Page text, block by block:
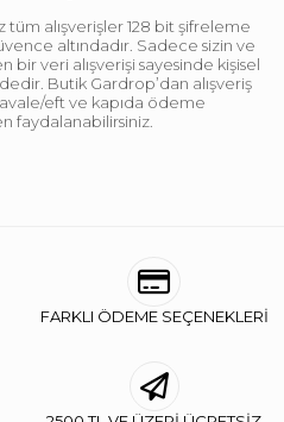
tüm alışverişler 128 bit şifreleme
altındadır. Sadece sizin ve
bir veri alışverişi sayesinde kişisel
Butik Gardrop’dan alışveriş
eft ve kapıda ödeme
faydalanabilirsiniz.
FARKLI ÖDEME SEÇENEKLERİ